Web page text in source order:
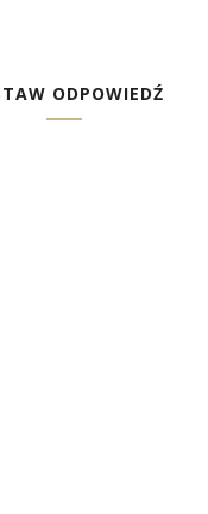
ODPOWIEDŹ